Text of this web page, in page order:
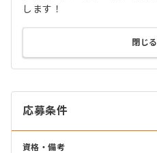
します！
閉じる
応募条件
資格・備考